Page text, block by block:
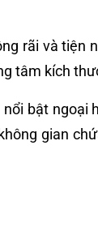
rãi và
tâm kích
bật
gian